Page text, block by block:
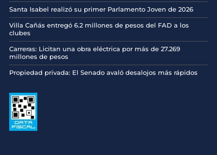
Santa Isabel realizó su primer Parlamento Joven de 2026
Villa Cañás entregó 6.2 millones de pesos del FAD a los
clubes
Carreras: Licitan una obra eléctrica por más de 27.269
millones de pesos
Propiedad privada: El Senado avaló desalojos más rápidos